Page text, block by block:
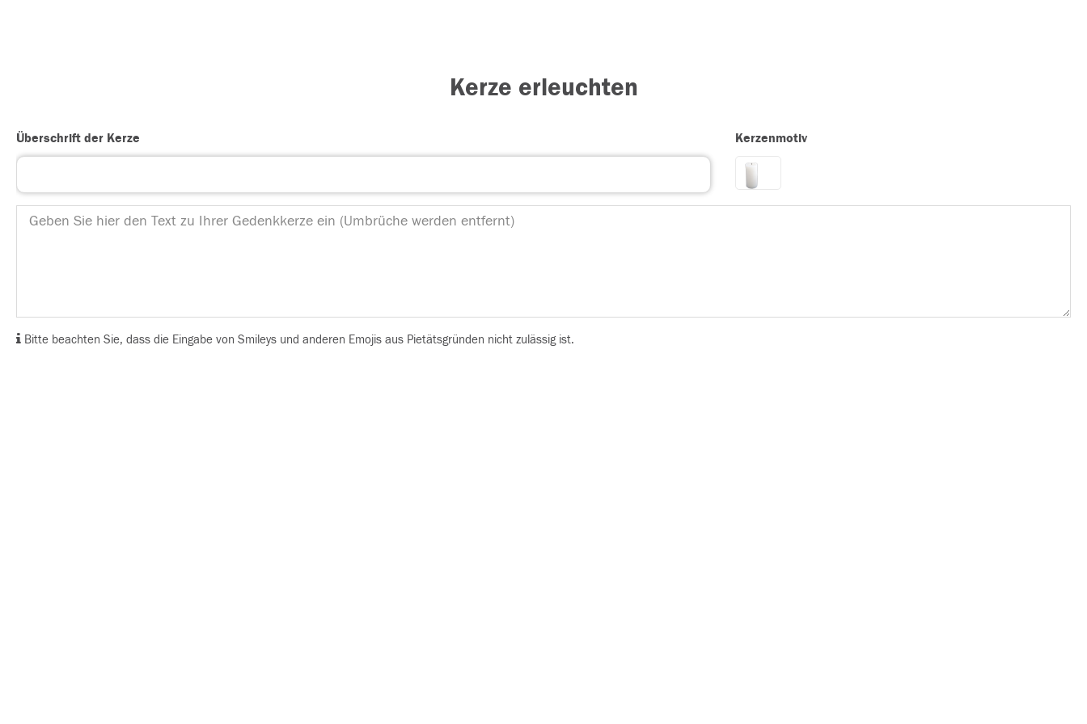
Kerze erleuchten
Überschrift der Kerze Kerzenmotiv
Bitte beachten Sie, dass die Eingabe von Smileys und anderen Emojis aus Pietätsgründen nicht zulässig ist.